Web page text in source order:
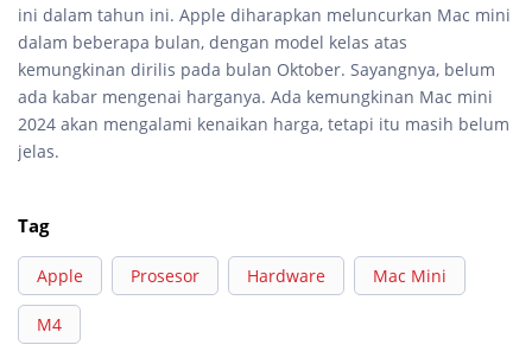
ini dalam tahun ini. Apple diharapkan meluncurkan Mac mini
dalam beberapa bulan, dengan model kelas atas
kemungkinan dirilis pada bulan Oktober. Sayangnya, belum
ada kabar mengenai harganya. Ada kemungkinan Mac mini
2024 akan mengalami kenaikan harga, tetapi itu masih belum
jelas.
Tag
Apple Prosesor Hardware Mac Mini
M4